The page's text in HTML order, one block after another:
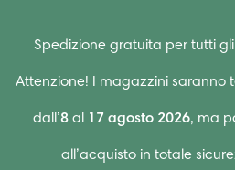
Spedizione gratuita per tutti
Attenzione! I magazzini saranno
dall’8 al 17 agosto 2026, ma
all’acquisto in totale